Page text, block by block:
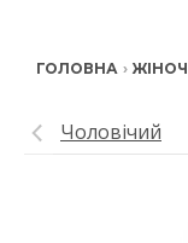
ГОЛОВНА ›
Чоловічий